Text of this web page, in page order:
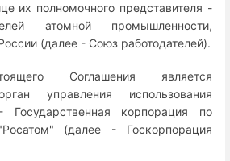
их полномочного представителя -
атомной промышленности,
(далее - Союз работодателей).
Соглашения является
управления использования
Государственная корпорация по
(далее - Госкорпорация